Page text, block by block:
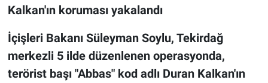
Kalkan'ın koruması yakalandı
İçişleri Bakanı Süleyman Soylu, Tekirdağ
merkezli 5 ilde düzenlenen operasyonda,
terörist başı "Abbas" kod adlı Duran Kalkan'ın